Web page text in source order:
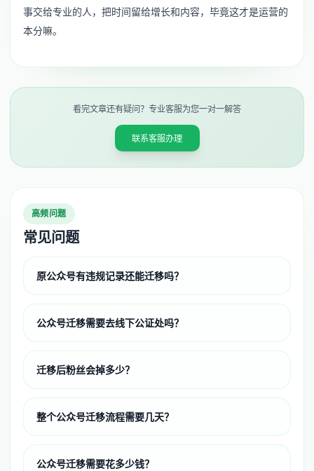
事交给专业的人，把时间留给增长和内容，毕竟这才是运营的
本分嘛。
看完文章还有疑问？专业客服为您一对一解答
联系客服办理
高频问题
常见问题
原公众号有违规记录还能迁移吗？
公众号迁移需要去线下公证处吗？
迁移后粉丝会掉多少？
整个公众号迁移流程需要几天？
公众号迁移需要花多少钱？